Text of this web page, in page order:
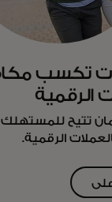
تكسب
الرقمية
تتيح
الرقمية.